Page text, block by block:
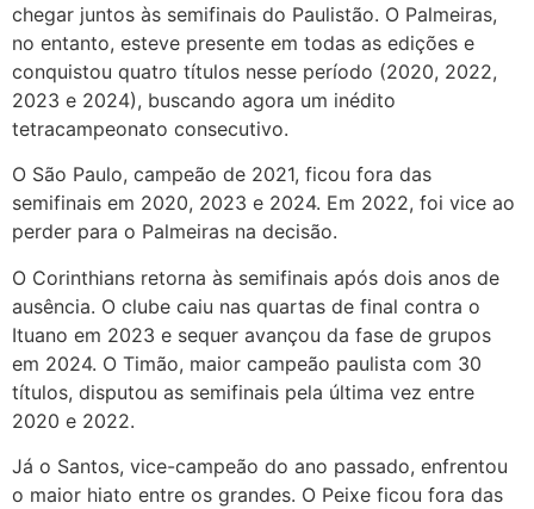
chegar juntos às semifinais do Paulistão. O Palmeiras,
no entanto, esteve presente em todas as edições e
conquistou quatro títulos nesse período (2020, 2022,
2023 e 2024), buscando agora um inédito
tetracampeonato consecutivo.
O São Paulo, campeão de 2021, ficou fora das
semifinais em 2020, 2023 e 2024. Em 2022, foi vice ao
perder para o Palmeiras na decisão.
O Corinthians retorna às semifinais após dois anos de
ausência. O clube caiu nas quartas de final contra o
Ituano em 2023 e sequer avançou da fase de grupos
em 2024. O Timão, maior campeão paulista com 30
títulos, disputou as semifinais pela última vez entre
2020 e 2022.
Já o Santos, vice-campeão do ano passado, enfrentou
o maior hiato entre os grandes. O Peixe ficou fora das